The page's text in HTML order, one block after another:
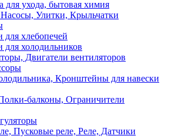
для ухода, бытовая химия
Улитки, Крыльчатки
для хлебопечей
для холодильников
Двигатели вентиляторов
Кронштейны для навески
балконы, Ограничители
Пусковые реле, Реле, Датчики